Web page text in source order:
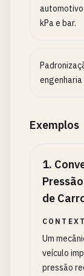
kPa e bar.
engenharia
Exemplos
1.
de
Um
veículo
pressão